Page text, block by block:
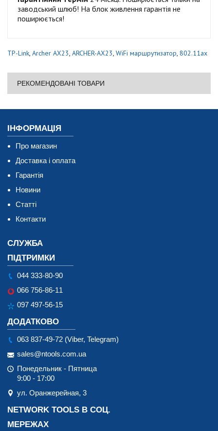
заводський шлюб! На блок живлення гарантія не
поширюється!
TP-Link, Archer AX23, ARCHER-AX23, WiFi маршрутизатор, 802.11ax
РЕКОМЕНДОВАНІ ТОВАРИ
ІНФОРМАЦІЯ
Про магазин
Доставка і оплата
Гарантія
Новини
Статті
Контакти
СЛУЖБА
ПІДТРИМКИ
044 333-80-90
066 756-86-11
097 497-56-15
ДОДАТКОВО
063 837-49-72 (Viber, Telegram)
sales@ntools.com.ua
Понедельник - Пятница
9:00 - 17:00
ул. Оранжерейная, 3
NETWORK TOOLS В СОЦ.
МЕРЕЖАХ